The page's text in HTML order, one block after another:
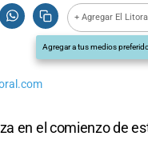
+ Agregar El
Agregar a tus medios
en el comienzo de